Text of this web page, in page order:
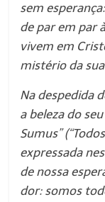
sem
de par em par
vivem em
mistério da
Na despedida
a beleza do
Sumus”
expressada
de nossa
dor: somos